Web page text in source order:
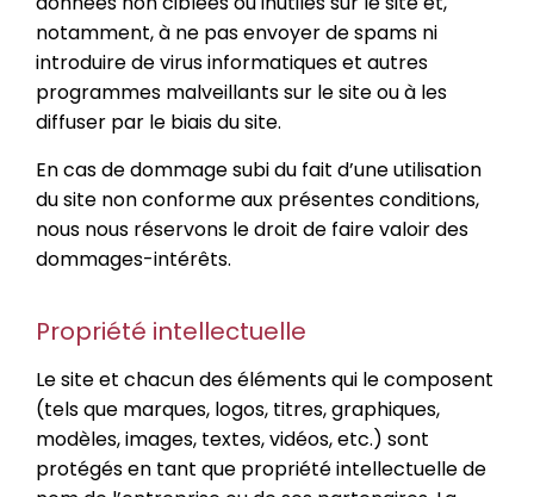
notamment, à ne pas envoyer de spams ni
introduire de virus informatiques et autres
programmes malveillants sur le site ou à les
diffuser par le biais du site.
En cas de dommage subi du fait d’une utilisation
du site non conforme aux présentes conditions,
nous nous réservons le droit de faire valoir des
dommages-intérêts.
Propriété intellectuelle
Le site et chacun des éléments qui le composent
(tels que marques, logos, titres, graphiques,
modèles, images, textes, vidéos, etc.) sont
protégés en tant que propriété intellectuelle de